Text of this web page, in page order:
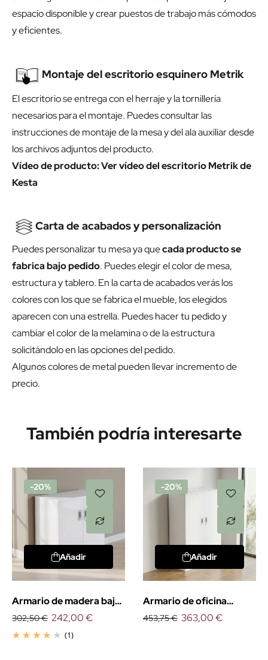
espacio disponible y crear puestos de trabajo más cómodos
y eficientes.
Montaje del escritorio esquinero Metrik
El escritorio se entrega con el herraje y la tornillería
necesarios para el montaje. Puedes consultar las
instrucciones de montaje de la mesa y del ala auxiliar desde
los archivos adjuntos del producto.
Vídeo de producto:Ver vídeo del escritorio Metrik de
Kesta
Carta de acabados y personalización
Puedes personalizar tu mesa ya quecada producto se
fabrica bajo pedido. Puedes elegir el color de mesa,
estructura y tablero. En la carta de acabados verás los
colores con los que se fabrica el mueble, los elegidos
aparecen con una estrella. Puedes hacer tu pedido y
cambiar el color de la melamina o de la estructura
solicitándolo en las opciones del pedido.
Algunos colores de metal pueden llevar incremento de
precio.
También podría interesarte
-20%
Añadir
Armario de madera bajo
con puertas
302,50 €
(1)
242,00 €
-20%
Añadir
Armario de oficina
medio con puertas
453,75 € 363,00 €